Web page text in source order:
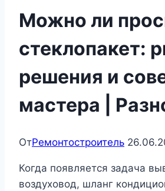
Можно ли
стеклопакет:
решения и
мастера |
ОтРемонтостроитель
Когда появляется задача
воздуховод, шланг